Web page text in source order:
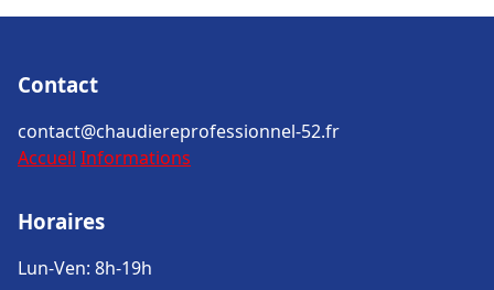
Contact
contact@chaudiereprofessionnel-52.fr
Accueil Informations
Horaires
Lun-Ven: 8h-19h